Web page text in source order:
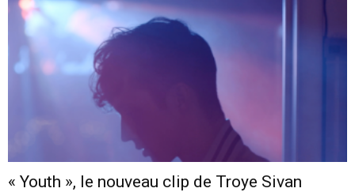
« Youth », le nouveau clip de Troye Sivan